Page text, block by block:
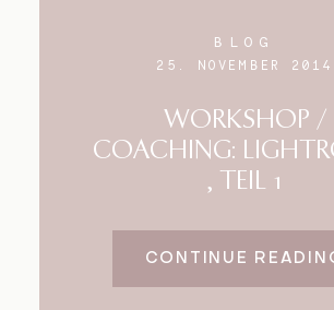
BLOG
25. NOVEMBER 2014
WORKSHOP /
COACHING:
, TEIL 1
CONTINUE